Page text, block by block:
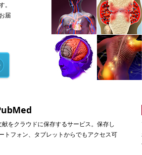
届
をクラウドに保存するサービス。保存し
トフォン、タブレットからでもアクセス可